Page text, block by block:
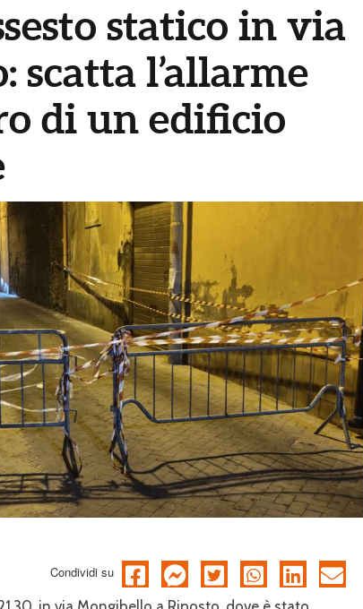
statico in via
scatta l’allarme
di un edificio
Condividi su